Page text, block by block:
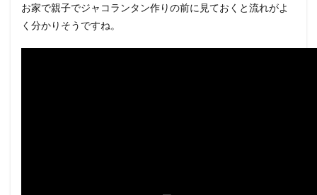
お家で親子でジャコランタン作りの前に見ておくと流れがよ
く分かりそうですね。